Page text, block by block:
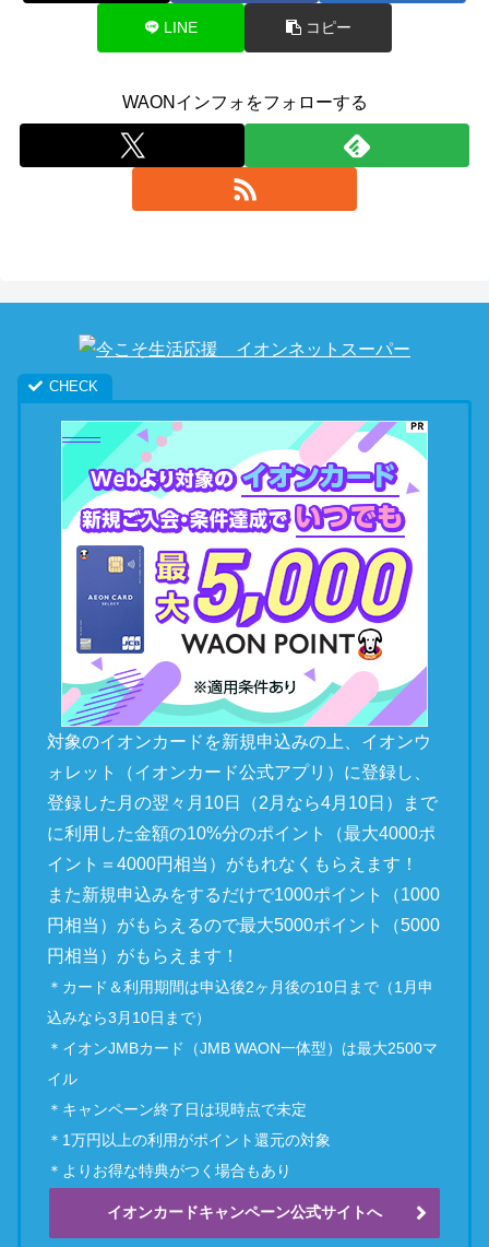
LINE コピー
WAONインフォをフォローする
対象のイオンカードを新規申込みの上、イオンウ
ォレット（イオンカード公式アプリ）に登録し、
登録した月の翌々月10日（2月なら4月10日）まで
に利用した金額の10%分のポイント（最大4000ポ
イント＝4000円相当）がもれなくもらえます！
また新規申込みをするだけで1000ポイント（1000
円相当）がもらえるので最大5000ポイント（5000
円相当）がもらえます！
＊カード＆利用期間は申込後2ヶ月後の10日まで（1月申
込みなら3月10日まで）
＊イオンJMBカード（JMB WAON一体型）は最大2500マ
イル
＊キャンペーン終了日は現時点で未定
＊1万円以上の利用がポイント還元の対象
＊よりお得な特典がつく場合もあり
イオンカードキャンペーン公式サイトへ